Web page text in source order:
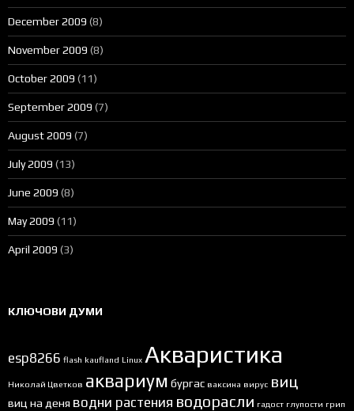
December 2009 (8)
November 2009 (8)
October 2009 (11)
September 2009 (7)
August 2009 (7)
July 2009 (13)
June 2009 (8)
May 2009 (11)
April 2009 (3)
КЛЮЧОВИ ДУМИ
esp8266 flash kaufland Linux Акваристика
Николай Цветков аквариум бургас ваксина вирус виц
виц на деня водни растения водорасли гадост глупости грип